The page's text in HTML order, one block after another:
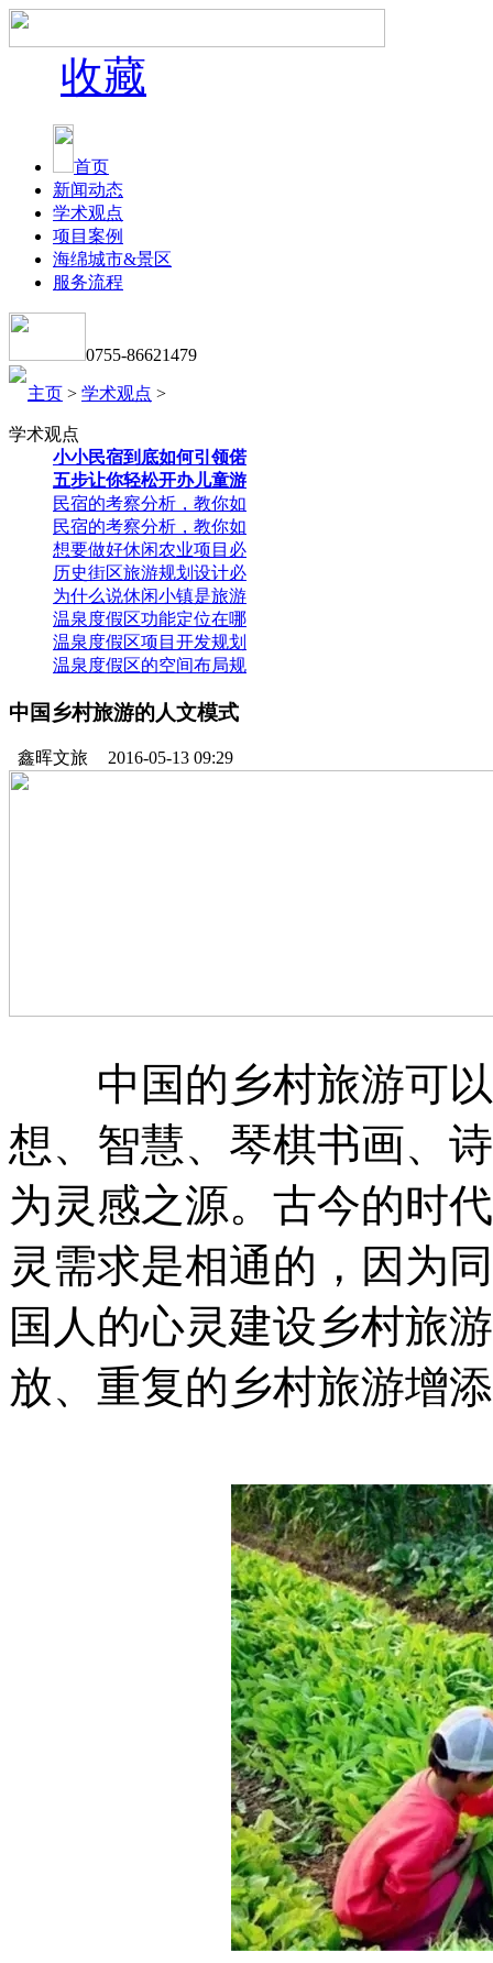
收藏
首页
新闻动态
学术观点
项目案例
海绵城市&景区
服务流程
0755-86621479
主页 > 学术观点 >
学术观点
小小民宿到底如何引领偌
五步让你轻松开办儿童游
民宿的考察分析，教你如
民宿的考察分析，教你如
想要做好休闲农业项目必
历史街区旅游规划设计必
为什么说休闲小镇是旅游
温泉度假区功能定位在哪
温泉度假区项目开发规划
温泉度假区的空间布局规
中国乡村旅游的人文模式
鑫晖文旅 2016-05-13 09:29
中国的乡村旅游可以
想、智慧、琴棋书画、
为灵感之源。古今的时
灵需求是相通的，因为
国人的心灵建设乡村旅
放、重复的乡村旅游增